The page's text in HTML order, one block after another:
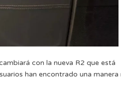
con la nueva R2 que está
han encontrado una manera